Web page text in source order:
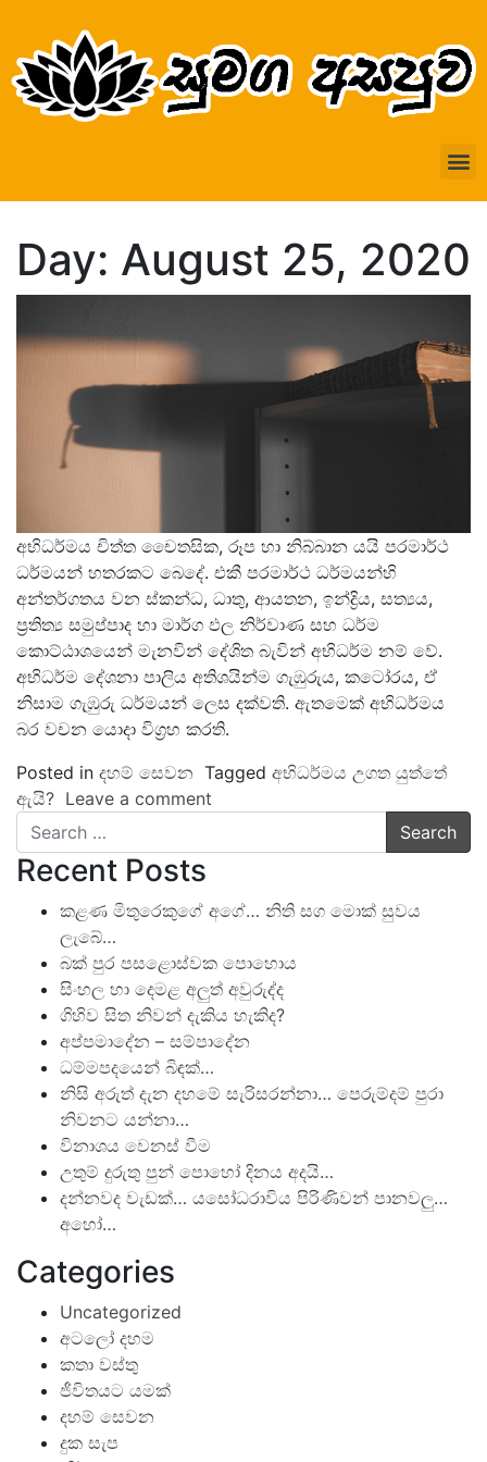
Day: August 25, 2020
අභිධර්මය චිත්ත චෛතසික, රූප හා නිබ්බාන යයි පරමාර්ථ
ධර්මයන් හතරකට බෙදේ. එකී පරමාර්ථ ධර්මයන්හි
අන්තර්ගතය වන ස්කන්ධ, ධාතු, ආයතන, ඉන්ද්‍රිය, සත්‍යය,
ප්‍රතිත්‍ය සමුප්පාද හා මාර්ග ඵල නිර්වාණ සහ ධර්ම
කොට්ඨාශයෙන් මැනවින් දේශිත බැවින් අභිධර්ම නම් වේ.
අභිධර්ම දේශනා පාලිය අතිශයින්ම ගැඹුරුය, කටෝරය, ඒ
නිසාම ගැඹුරු ධර්මයන් ලෙස දක්වති. ඇතමෙක් අභිධර්මය
බර වචන යොදා විග්‍රහ කරති.
Posted in දහම් සෙවන Tagged අභිධර්මය උගත යුත්තේ
ඇයි? Leave a comment
Search
Recent Posts
කළණ මිතුරෙකුගේ අගේ… නිති සග මොක් සුවය
ලැබේ…
බක් පුර පසළොස්වක පොහොය
සිංහල හා දෙමළ අලුත් අවුරුද්ද
ගිහිව සිත නිවන් දැකිය හැකිද?
අප්පමාදේන – සම්පාදේන
ධම්මපදයෙන් බිඳක්…
නිසි අරුත් දැන දහමේ සැරිසරන්නා… පෙරුම්දම් පුරා
නිවනට යන්නා…
විනාශය වෙනස් වීම
උතුම් දුරුතු පුන් පොහෝ දිනය අදයි…
දන්නවද වැඩක්… යසෝධරාවිය පිරිණිවන් පානවලු…
අහෝ…
Categories
Uncategorized
අටලෝ දහම
කතා වස්තු
ජීවිතයට යමක්
දහම් සෙවන
දුක සැප